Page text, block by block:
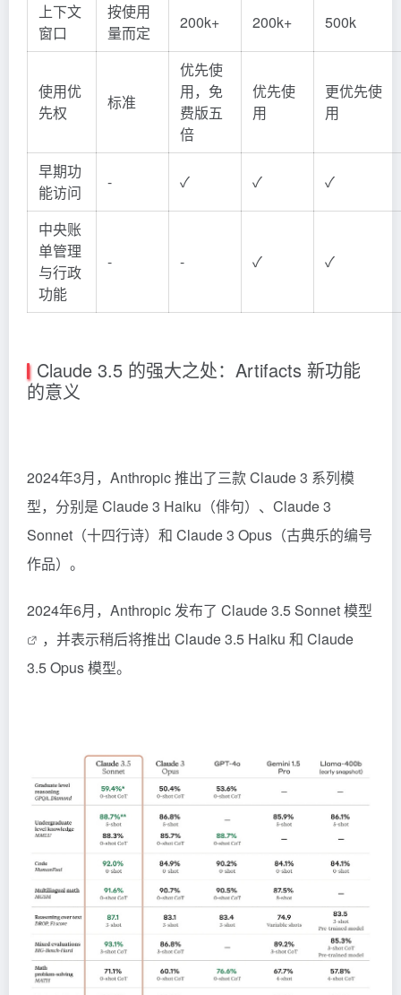
上下文
窗口
按使用
量而定
200k+ 200k+ 500k
使用优
先权
标准
优先使
用，免
费版五
倍
优先使
用
更优先使
用
早期功
能访问
- ✓ ✓ ✓
中央账
单管理
与行政
功能
- - ✓ ✓
Claude 3.5 的强大之处：Artifacts 新功能
的意义
2024年3月，Anthropic 推出了三款 Claude 3 系列模
型，分别是 Claude 3 Haiku（俳句）、Claude 3
Sonnet（十四行诗）和 Claude 3 Opus（古典乐的编号
作品）。
2024年6月， Anthropic 发布了 Claude 3.5 Sonnet 模型
，并表示稍后将推出 Claude 3.5 Haiku 和 Claude
3.5 Opus 模型。